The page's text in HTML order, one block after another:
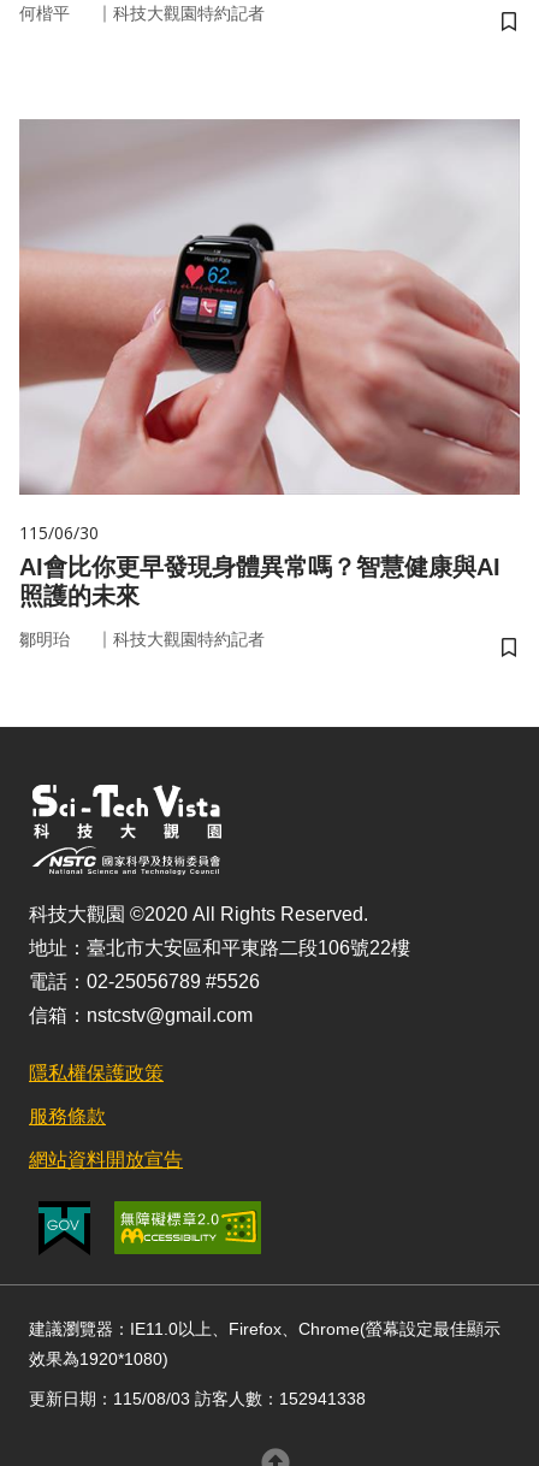
何楷平 ｜ 科技大觀園特約記者
儲
115/06/30
AI會比你更早發現身體異常嗎？智慧健康與AI
照護的未來
鄒明珆 ｜ 科技大觀園特約記者
儲
科技大觀園 ©2020 All Rights Reserved.
地址：臺北市大安區和平東路二段106號22樓
電話：02-25056789 #5526
信箱：nstcstv@gmail.com
隱私權保護政策
服務條款
網站資料開放宣告
建議瀏覽器：IE11.0以上、Firefox、Chrome(螢幕設定最佳顯示
效果為1920*1080)
更新日期：115/08/03 訪客人數：152941338